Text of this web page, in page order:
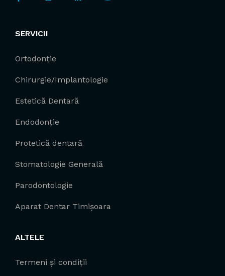
SERVICII
Ortodonție
Chirurgie/Implantologie
Estetică Dentară
Endodonție
Protetică dentară
Stomatologie Generală
Parodontologie
Aparat Dentar Timișoara
ALTELE
Termeni și condiții